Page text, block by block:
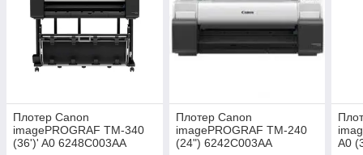
Плотер Canon
imagePROGRAF TM-340
(36')' A0 6248C003AA
Плотер Canon
imagePROGRAF TM-240
(24") 6242C003AA
А0